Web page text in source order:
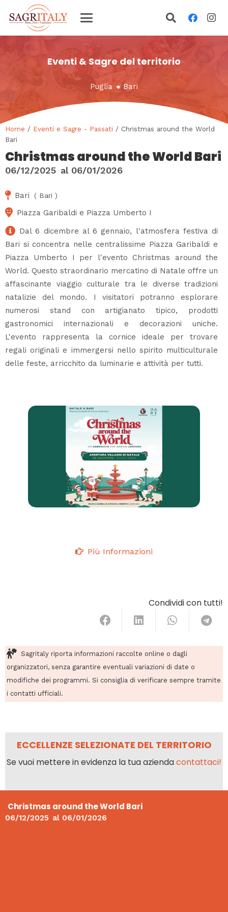
Eventi & Sagre del territorio
Puglia ● Bari
Home / Eventi e Sagre - Passati / Christmas around the World
Bari
Christmas around the World Bari
06/12/2025 al 06/01/2026
Bari ( Bari )
Piazza Garibaldi e Piazza Umberto I
Dal 6 dicembre al 6 gennaio, l'atmosfera festiva di
Bari si concentra nelle centralissime Piazza Garibaldi e
Piazza Umberto I per l'evento Christmas around the
World. Questo straordinario mercatino di Natale offre un
affascinante viaggio culturale tra le diverse tradizioni
natalizie del mondo. I visitatori potranno esplorare
numerosi stand con artigianato tipico, prodotti
gastronomici internazionali e decorazioni uniche.
L'evento rappresenta la cornice ideale per trovare
regali originali e immergersi nello spirito multiculturale
delle feste, arricchito da luminarie e attività per tutti.
Più Informazioni
Condividi con tutti!
Sagritaly riporta informazioni raccolte online o dagli
organizzatori, senza garantire eventuali variazioni di date o
modifiche dei programmi. Si consiglia di verificare sempre tramite
i contatti ufficiali.
ECCELLENZE SELEZIONATE DEL TERRITORIO
Se vuoi mettere in evidenza la tua aziendacontattaci!
Christmas around the World Bari
06/12/2025 al 06/01/2026